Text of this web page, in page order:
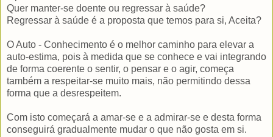
Quer manter-se doente ou regressar à saúde?
Regressar à saúde é a proposta que temos para si, Aceita?
O Auto - Conhecimento é o melhor caminho para elevar a
auto-estima, pois à medida que se conhece e vai integrando
de forma coerente o sentir, o pensar e o agir, começa
também a respeitar-se muito mais, não permitindo dessa
forma que a desrespeitem.
Com isto começará a amar-se e a admirar-se e desta forma
conseguirá gradualmente mudar o que não gosta em si.